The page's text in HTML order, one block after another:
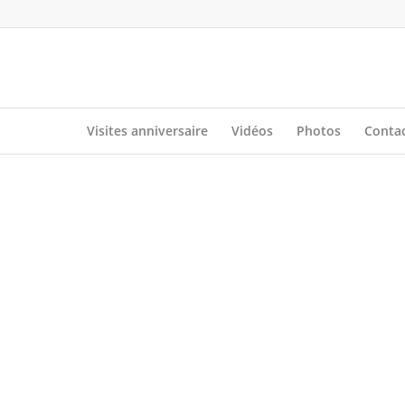
Photos
Vidéos
Visites anniversaire